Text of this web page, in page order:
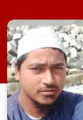
ভিত্তিতে
এক সদস্যকে
সূত্রে জানা
ভিত্তিতে
[…]